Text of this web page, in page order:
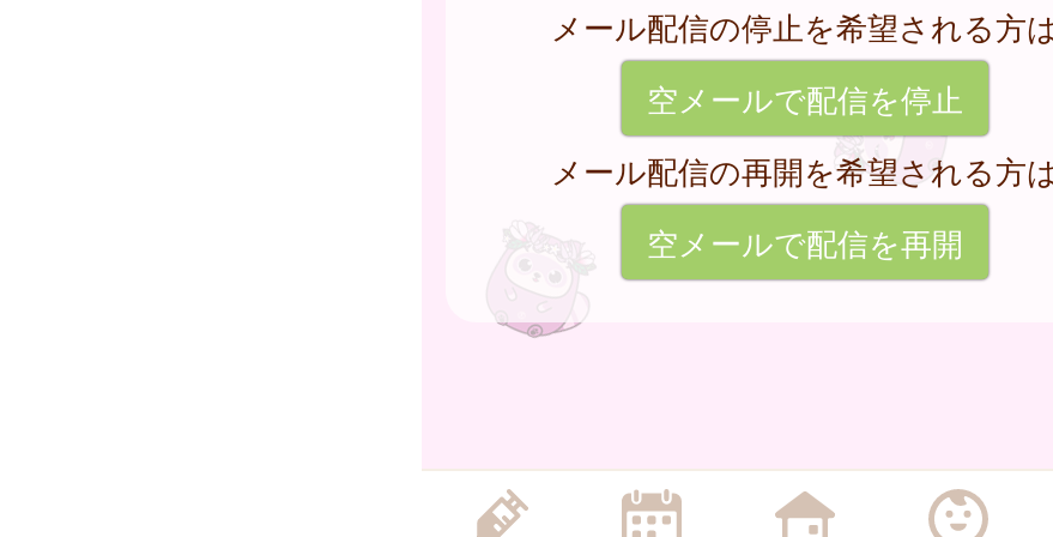
メール配信の停止を希望される方
空メールで配信を停止
メール配信の再開を希望される方
空メールで配信を再開